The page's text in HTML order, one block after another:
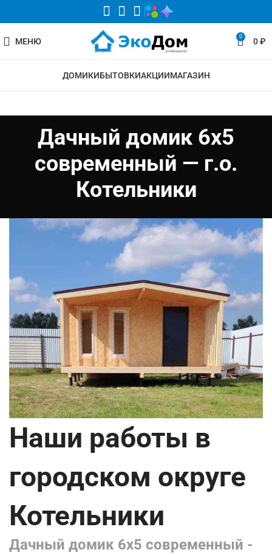
МЕНЮ 0 0₽
ДОМИКИБЫТОВКИАКЦИИМАГАЗИН
Дачный домик 6х5
современный — г.о.
Котельники
Наши работы в
городском округе
Котельники
Дачный домик 6х5 современный -